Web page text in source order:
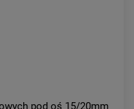
pod oś 15/20mm